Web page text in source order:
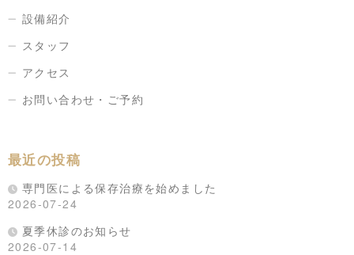
設備紹介
スタッフ
アクセス
お問い合わせ・ご予約
最近の投稿
専門医による保存治療を始めました
2026-07-24
夏季休診のお知らせ
2026-07-14